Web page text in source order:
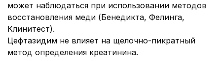
может наблюдаться при использовании методов
восстановления меди (Бенедикта, Фелинга,
Клинитест).
Цефтазидим не влияет на щелочно-пикратный
метод определения креатинина.